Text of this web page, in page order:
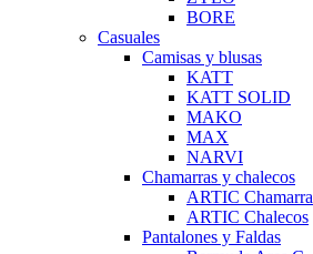
BORE
Casuales
Camisas y blusas
KATT
KATT SOLID
MAKO
MAX
NARVI
Chamarras y chalecos
ARTIC Chamarra
ARTIC Chalecos
Pantalones y Faldas